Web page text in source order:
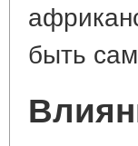
быть